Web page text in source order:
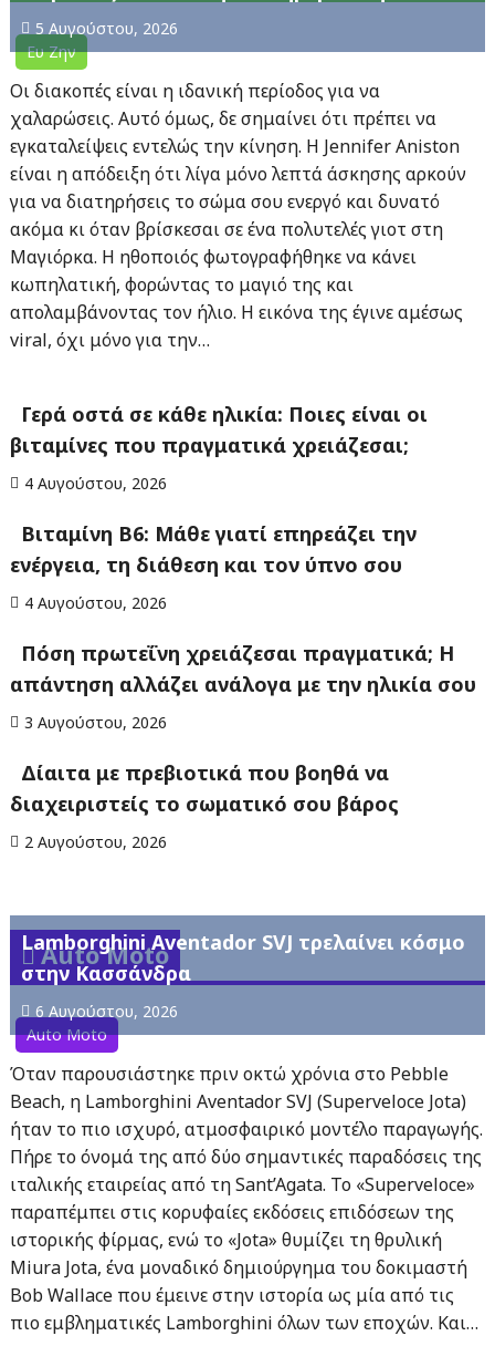
Ευ Ζην
5 Αυγούστου, 2026
Οι διακοπές είναι η ιδανική περίοδος για να
χαλαρώσεις. Αυτό όμως, δε σημαίνει ότι πρέπει να
εγκαταλείψεις εντελώς την κίνηση. Η Jennifer Aniston
είναι η απόδειξη ότι λίγα μόνο λεπτά άσκησης αρκούν
για να διατηρήσεις το σώμα σου ενεργό και δυνατό
ακόμα κι όταν βρίσκεσαι σε ένα πολυτελές γιοτ στη
Μαγιόρκα. Η ηθοποιός φωτογραφήθηκε να κάνει
κωπηλατική, φορώντας το μαγιό της και
απολαμβάνοντας τον ήλιο. Η εικόνα της έγινε αμέσως
viral, όχι μόνο για την…
Γερά οστά σε κάθε ηλικία: Ποιες είναι οι
βιταμίνες που πραγματικά χρειάζεσαι;
4 Αυγούστου, 2026
Βιταμίνη B6: Μάθε γιατί επηρεάζει την
ενέργεια, τη διάθεση και τον ύπνο σου
4 Αυγούστου, 2026
Πόση πρωτεΐνη χρειάζεσαι πραγματικά; Η
απάντηση αλλάζει ανάλογα με την ηλικία σου
3 Αυγούστου, 2026
Δίαιτα με πρεβιοτικά που βοηθά να
διαχειριστείς το σωματικό σου βάρος
2 Αυγούστου, 2026
Auto Moto
Auto Moto
Lamborghini Aventador SVJ τρελαίνει κόσμο
στην Κασσάνδρα
6 Αυγούστου, 2026
Όταν παρουσιάστηκε πριν οκτώ χρόνια στο Pebble
Beach, η Lamborghini Aventador SVJ (Superveloce Jota)
ήταν το πιο ισχυρό, ατμοσφαιρικό μοντέλο παραγωγής.
Πήρε το όνομά της από δύο σημαντικές παραδόσεις της
ιταλικής εταιρείας από τη Sant’Agata. Το «Superveloce»
παραπέμπει στις κορυφαίες εκδόσεις επιδόσεων της
ιστορικής φίρμας, ενώ το «Jota» θυμίζει τη θρυλική
Miura Jota, ένα μοναδικό δημιούργημα του δοκιμαστή
Bob Wallace που έμεινε στην ιστορία ως μία από τις
πιο εμβληματικές Lamborghini όλων των εποχών. Και…